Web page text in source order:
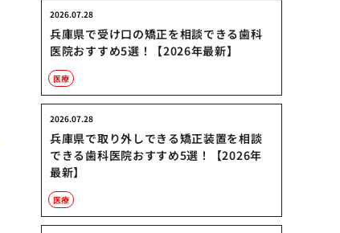
兵庫県で受け口の矯正を相談できる歯科
医院おすすめ5選！【2026年最新】
2026.07.28
医療
兵庫県で取り外しできる矯正装置を相談
できる歯科医院おすすめ5選！【2026年
最新】
2026.07.28
医療